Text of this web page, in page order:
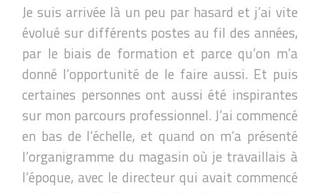
Je suis arrivée là un peu par hasard et j’ai vite
évolué sur différents postes au fil des années,
par le biais de formation et parce qu’on m’a
donné l’opportunité de le faire aussi. Et puis
certaines personnes ont aussi été inspirantes
sur mon parcours professionnel. J’ai commencé
en bas de l’échelle, et quand on m’a présenté
l’organigramme du magasin où je travaillais à
l’époque, avec le directeur qui avait commencé